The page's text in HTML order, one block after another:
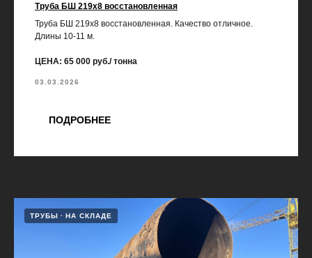
Труба БШ 219х8 восстановленная
Труба БШ 219х8 восстановленная. Качество отличное.
Длины 10-11 м.
ЦЕНА: 65 000 руб./ тонна
03.03.2026
ПОДРОБНЕЕ
ТРУБЫ НА СКЛАДЕ